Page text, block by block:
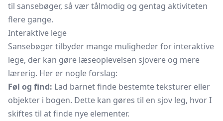
til sansebøger, så vær tålmodig og gentag aktiviteten
flere gange.
Interaktive lege
Sansebøger tilbyder mange muligheder for interaktive
lege, der kan gøre læseoplevelsen sjovere og mere
lærerig. Her er nogle forslag:
Føl og find: Lad barnet finde bestemte teksturer eller
objekter i bogen. Dette kan gøres til en sjov leg, hvor I
skiftes til at finde nye elementer.